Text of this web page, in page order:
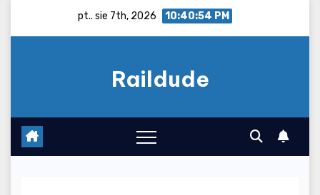
pt.. sie 7th, 2026 10:40:54 PM
Raildude